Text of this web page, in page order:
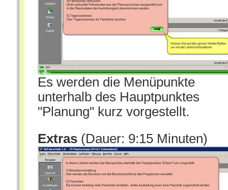
Es werden die Menüpunkte
unterhalb des Hauptpunktes
"Planung" kurz vorgestellt.
Extras (Dauer: 9:15 Minuten)